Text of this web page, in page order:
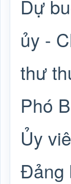
Dự
ủy -
thư
Phó
Ủy
Đảng